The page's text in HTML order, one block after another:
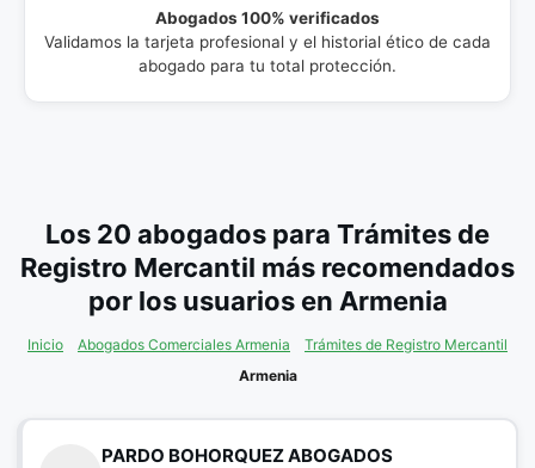
Abogados 100% verificados
Validamos la tarjeta profesional y el historial ético de cada
abogado para tu total protección.
Los 20 abogados para Trámites de
Registro Mercantil más recomendados
por los usuarios en Armenia
Inicio Abogados Comerciales Armenia
Trámites de Registro Mercantil
Armenia
PARDO BOHORQUEZ ABOGADOS